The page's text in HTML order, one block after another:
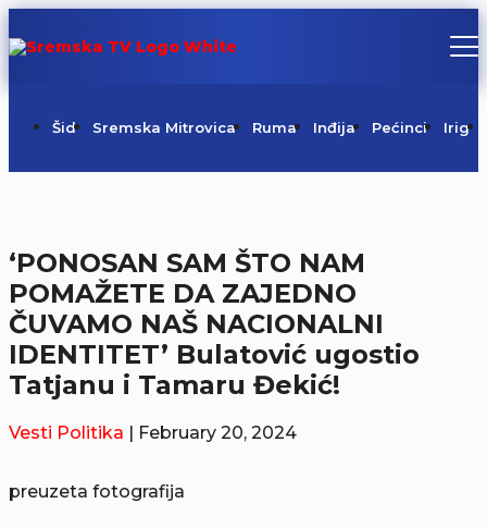
Šid Sremska Mitrovica Ruma Inđija Pećinci Irig
‘PONOSAN SAM ŠTO NAM
POMAŽETE DA ZAJEDNO
ČUVAMO NAŠ NACIONALNI
IDENTITET’ Bulatović ugostio
Tatjanu i Tamaru Đekić!
Vesti Politika | February 20, 2024
preuzeta fotografija